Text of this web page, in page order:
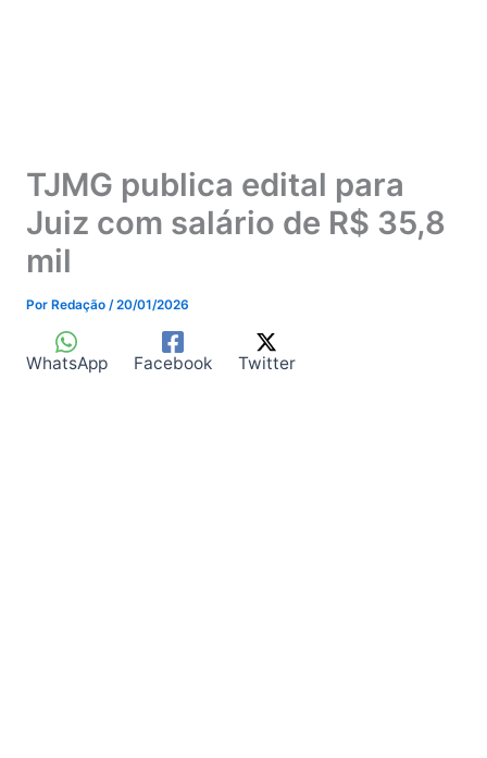
TJMG publica edital para
Juiz com salário de R$ 35,8
mil
Por Redação /20/01/2026
WhatsApp Facebook Twitter